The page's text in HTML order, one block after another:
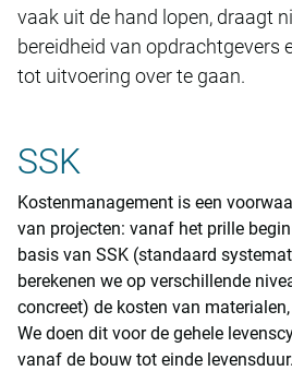
vaak uit de hand lopen, draagt
bereidheid van opdrachtgevers
tot uitvoering over te gaan.
SSK
Kostenmanagement is een
van projecten: vanaf het prille
basis van SSK (standaard
berekenen we op verschillende
concreet) de kosten van
We doen dit voor de gehele
vanaf de bouw tot einde levensduur.